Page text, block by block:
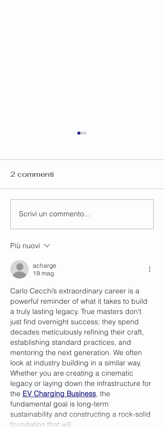
Oscars 2026
2 commenti
Scrivi un commento...
Più nuovi
acharge
19 mag
Carlo Cecchi’s extraordinary career is a
powerful reminder of what it takes to build
a truly lasting legacy. True masters don't
just find overnight success; they spend
decades meticulously refining their craft,
establishing standard practices, and
mentoring the next generation. We often
look at industry building in a similar way.
Whether you are creating a cinematic
legacy or laying down the infrastructure for
the EV Charging Business, the
fundamental goal is long-term
sustainability and constructing a rock-solid
foundation that will…